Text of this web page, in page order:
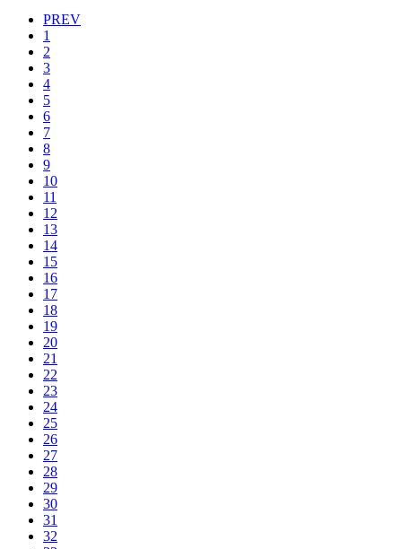
PREV
1
2
3
4
5
6
7
8
9
10
11
12
13
14
15
16
17
18
19
20
21
22
23
24
25
26
27
28
29
30
31
32